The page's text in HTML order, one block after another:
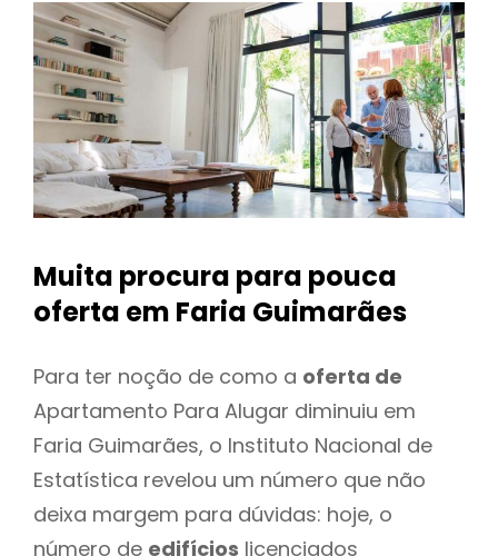
Muita procura para pouca
oferta em Faria Guimarães
Para ter noção de como a oferta de
Apartamento Para Alugar diminuiu em
Faria Guimarães, o Instituto Nacional de
Estatística revelou um número que não
deixa margem para dúvidas: hoje, o
número de edifícios licenciados